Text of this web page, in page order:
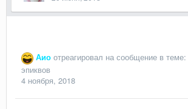
Аио отреагировал на сообщение в теме:
эпиквов
4 ноября, 2018